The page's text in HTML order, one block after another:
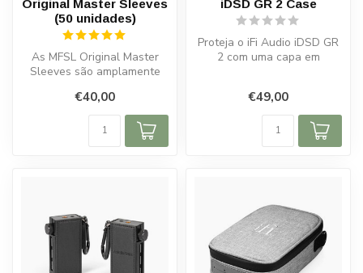
Original Master Sleeves
(50 unidades)
As MFSL Original Master
Sleeves são amplamente
melhores cap...
€40,00
iDSD GR 2 Case
Proteja o iFi Audio iDSD GR
2 com uma capa em
€49,00